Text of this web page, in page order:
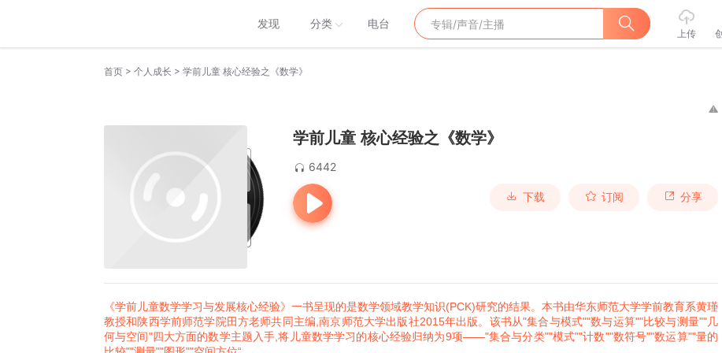
发现 分类 电台
上传
首页 > 个人成长 > 学前儿童 核心经验之《数学》
学前儿童 核心经验之《数学》
6442
下载 订阅 分享
《学前儿童数学学习与发展核心经验》一书呈现的是数学领域教学知识(PCK)研究的结果。本书由华东师范大学学前教育系黄瑾
教授和陕西学前师范学院田方老师共同主编,南京师范大学出版社2015年出版。该书从"集合与模式""数与运算""比较与测量""几
何与空间"四大方面的数学主题入手,将儿童数学学习的核心经验归纳为9项——"集合与分类""模式""计数""数符号""数运算""量的